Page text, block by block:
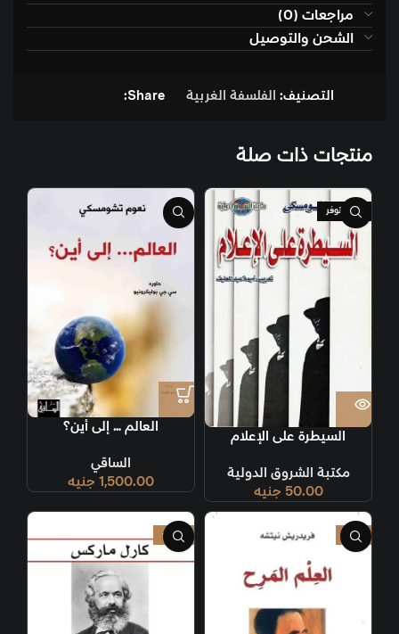
مراجعات (0)
الشحن والتوصيل
التصنيف: الفلسفة الغربية Share:
منتجات ذات صلة
غير متوفر
السيطرة على الإعلام
مكتبة الشروق الدولية
50.00 جنيه
العالم … إلى أين؟
الساقي
1,500.00 جنيه
-9%
-36%